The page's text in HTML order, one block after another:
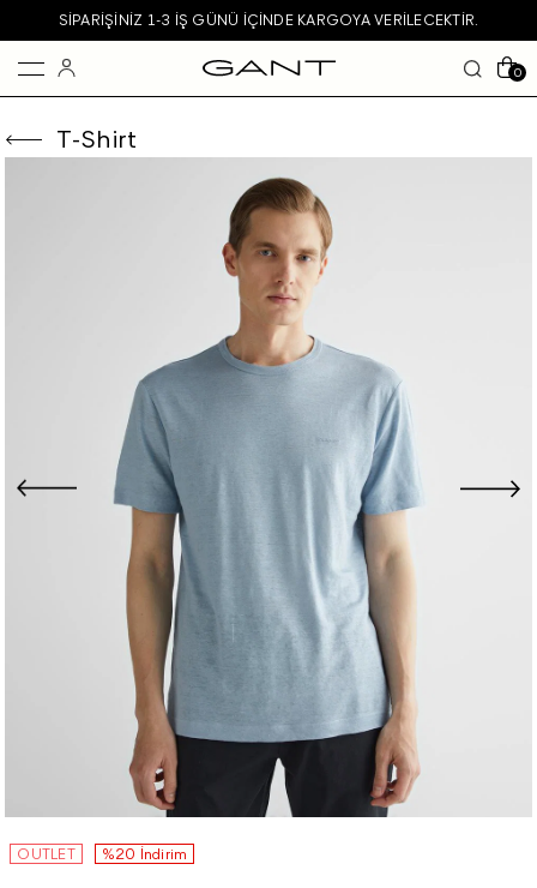
SIPARIŞINIZ 1-3 IŞ GÜNÜ IÇINDE KARGOYA VERILECEKTIR.
0
T-Shirt
OUTLET %20 İndirim